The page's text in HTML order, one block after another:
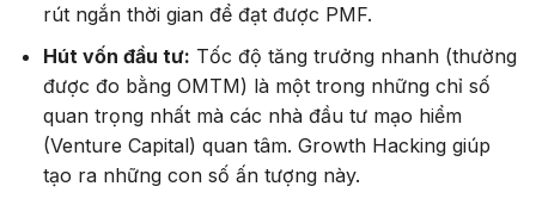
rút ngắn thời gian để đạt được PMF.
Hút vốn đầu tư: Tốc độ tăng trưởng nhanh (thường
được đo bằng OMTM) là một trong những chỉ số
quan trọng nhất mà các nhà đầu tư mạo hiểm
(Venture Capital) quan tâm. Growth Hacking giúp
tạo ra những con số ấn tượng này.